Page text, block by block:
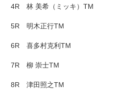
4R 林 美希（ミッキ）TM
5R 明木正行TM
6R 喜多村克利TM
7R 柳 崇士TM
8R 津田照之TM